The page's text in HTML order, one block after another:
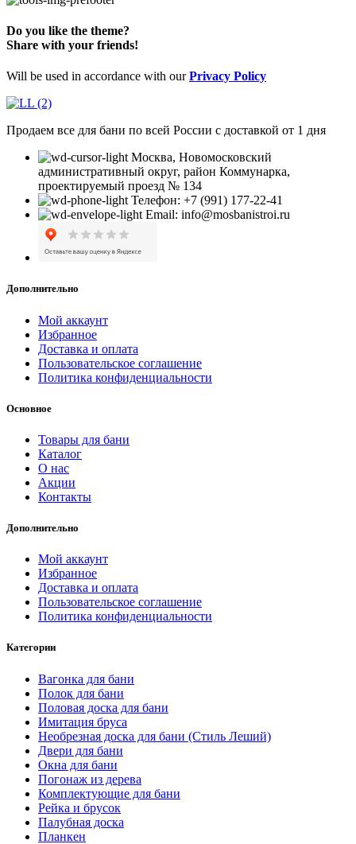
Do you like the theme?
Share with your friends!
Will be used in accordance with ourPrivacy Policy
Продаем все для бани по всей России с доставкой от 1 дня
Москва, Новомосковский
административный округ, район Коммунарка,
проектируемый проезд № 134
Телефон: +7 (991) 177-22-41
Email: info@mosbanistroi.ru
Дополнительно
Мой аккаунт
Избранное
Доставка и оплата
Пользовательское соглашение
Политика конфиденциальности
Основное
Товары для бани
Каталог
О нас
Акции
Контакты
Дополнительно
Мой аккаунт
Избранное
Доставка и оплата
Пользовательское соглашение
Политика конфиденциальности
Категории
Вагонка для бани
Полок для бани
Половая доска для бани
Имитация бруса
Необрезная доска для бани (Стиль Леший)
Двери для бани
Окна для бани
Погонаж из дерева
Комплектующие для бани
Рейка и брусок
Палубная доска
Планкен